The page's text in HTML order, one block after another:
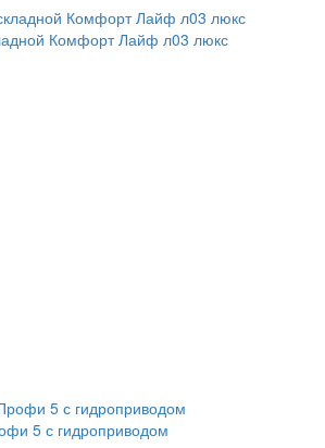
Комфорт Лайф л03 люкс
5 с гидроприводом